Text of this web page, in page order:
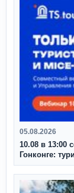
05.08.2026
10.08 в 13:00
Гонконге: